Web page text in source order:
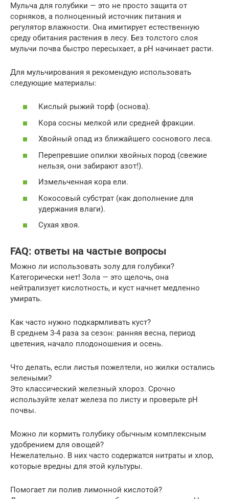
Мульча для голубики — это не просто защита от
сорняков, а полноценный источник питания и
регулятор влажности. Она имитирует естественную
среду обитания растения в лесу. Без толстого слоя
мульчи почва быстро пересыхает, а pH начинает расти.
Для мульчирования я рекомендую использовать
следующие материалы:
Кислый рыжий торф (основа).
Кора сосны мелкой или средней фракции.
Хвойный опад из ближайшего соснового леса.
Перепревшие опилки хвойных пород (свежие
нельзя, они забирают азот!).
Измельченная кора ели.
Кокосовый субстрат (как дополнение для
удержания влаги).
Сухая хвоя.
FAQ: ответы на частые вопросы
Можно ли использовать золу для голубики?
Категорически нет! Зола — это щелочь, она
нейтрализует кислотность, и куст начнет медленно
умирать.
Как часто нужно подкармливать куст?
В среднем 3-4 раза за сезон: ранняя весна, период
цветения, начало плодоношения и осень.
Что делать, если листья пожелтели, но жилки остались
зелеными?
Это классический железный хлороз. Срочно
используйте хелат железа по листу и проверьте pH
почвы.
Можно ли кормить голубику обычным комплексным
удобрением для овощей?
Нежелательно. В них часто содержатся нитраты и хлор,
которые вредны для этой культуры.
Помогает ли полив лимонной кислотой?